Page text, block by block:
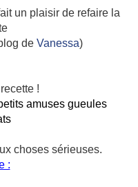
un plaisir de refaire la
de Vanessa)
!
amuses gueules
choses sérieuses.
: